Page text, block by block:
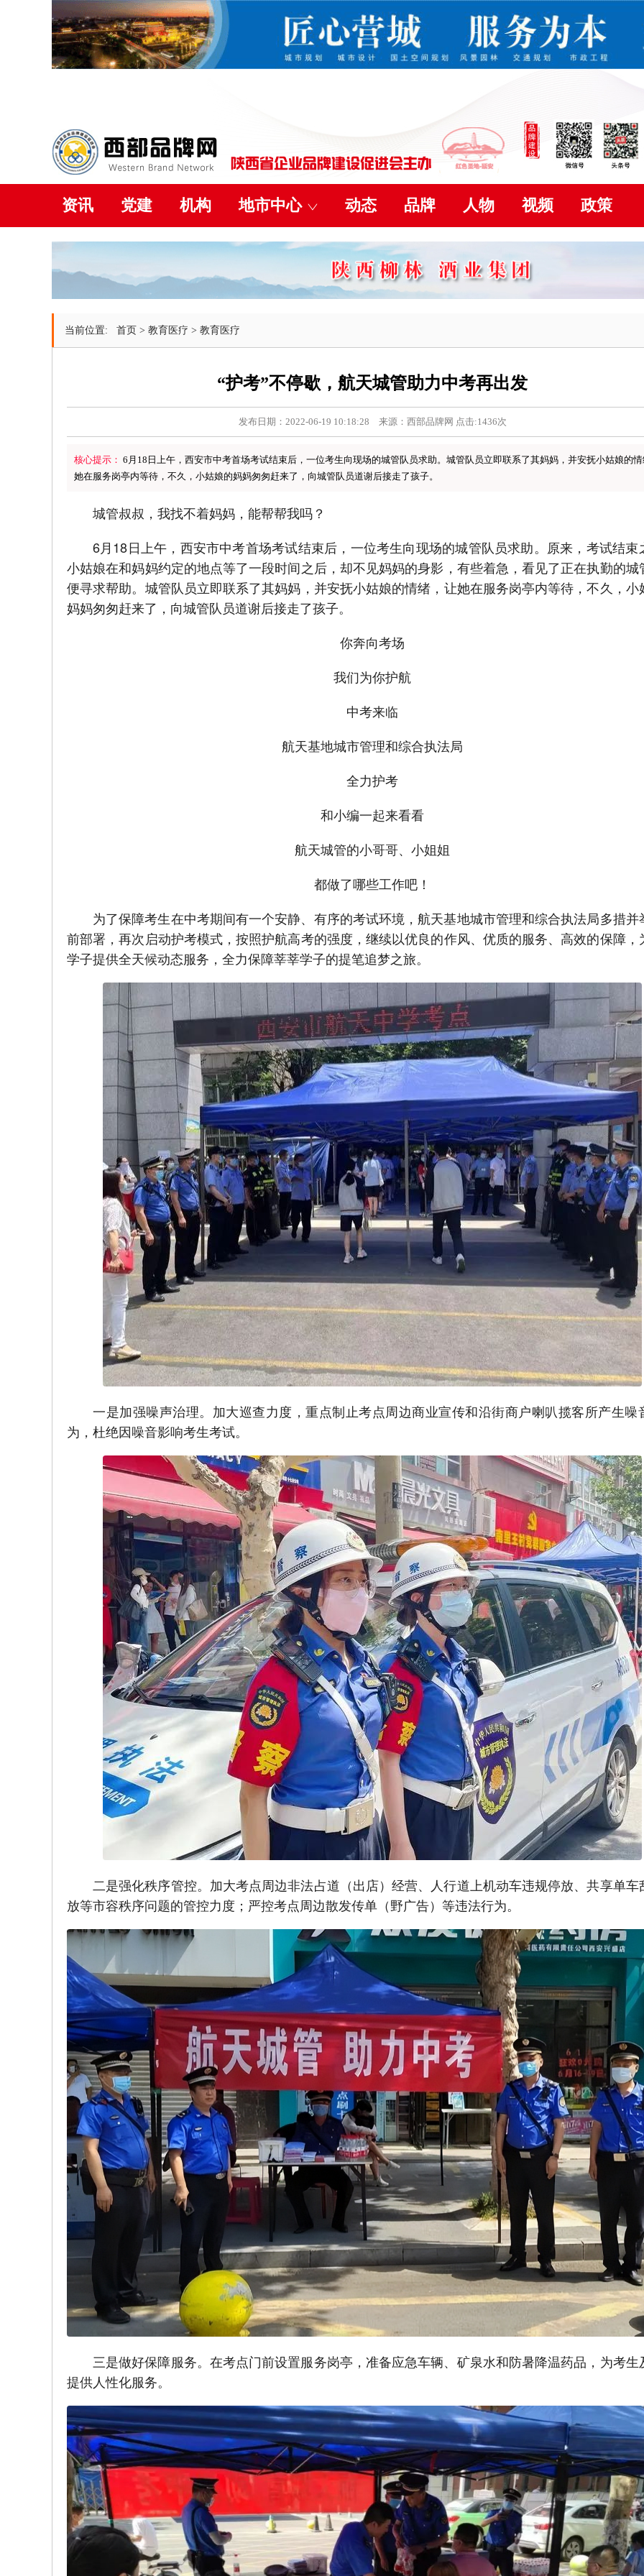
资讯 党建 机构 地市中心 动态 品牌 人物 视频 政策
当前位置: 首页 > 教育医疗 > 教育医疗
“护考”不停歇，航天城管助力中考再出发
发布日期：2022-06-19 10:18:28 来源：西部品牌网 点击:1436次
核心提示： 6月18日上午，西安市中考首场考试结束后，一位考生向现场的城管队员求助。城管队员立即联系了其妈妈，并安抚小姑娘的
她在服务岗亭内等待，不久，小姑娘的妈妈匆匆赶来了，向城管队员道谢后接走了孩子。
城管叔叔，我找不着妈妈，能帮帮我吗？
6月18日上午，西安市中考首场考试结束后，一位考生向现场的城管队员求助。原来，考试结束
小姑娘在和妈妈约定的地点等了一段时间之后，却不见妈妈的身影，有些着急，看见了正在执勤的城
便寻求帮助。城管队员立即联系了其妈妈，并安抚小姑娘的情绪，让她在服务岗亭内等待，不久，小
妈妈匆匆赶来了，向城管队员道谢后接走了孩子。
你奔向考场
我们为你护航
中考来临
航天基地城市管理和综合执法局
全力护考
和小编一起来看看
航天城管的小哥哥、小姐姐
都做了哪些工作吧！
为了保障考生在中考期间有一个安静、有序的考试环境，航天基地城市管理和综合执法局多措并
前部署，再次启动护考模式，按照护航高考的强度，继续以优良的作风、优质的服务、高效的保障，
学子提供全天候动态服务，全力保障莘莘学子的提笔追梦之旅。
一是加强噪声治理。加大巡查力度，重点制止考点周边商业宣传和沿街商户喇叭揽客所产生噪
为，杜绝因噪音影响考生考试。
二是强化秩序管控。加大考点周边非法占道（出店）经营、人行道上机动车违规停放、共享单车
放等市容秩序问题的管控力度；严控考点周边散发传单（野广告）等违法行为。
三是做好保障服务。在考点门前设置服务岗亭，准备应急车辆、矿泉水和防暑降温药品，为考生
提供人性化服务。